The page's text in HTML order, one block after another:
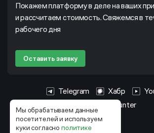
Мы обрабатываем данные
посетителей и используем
куки согласнополитике
Покажем платформу в деле на ваших
и рассчитаем стоимость. Свяжемся в
рабочего дня
Оставить заявку
Telegram Хабр
HeadHunter